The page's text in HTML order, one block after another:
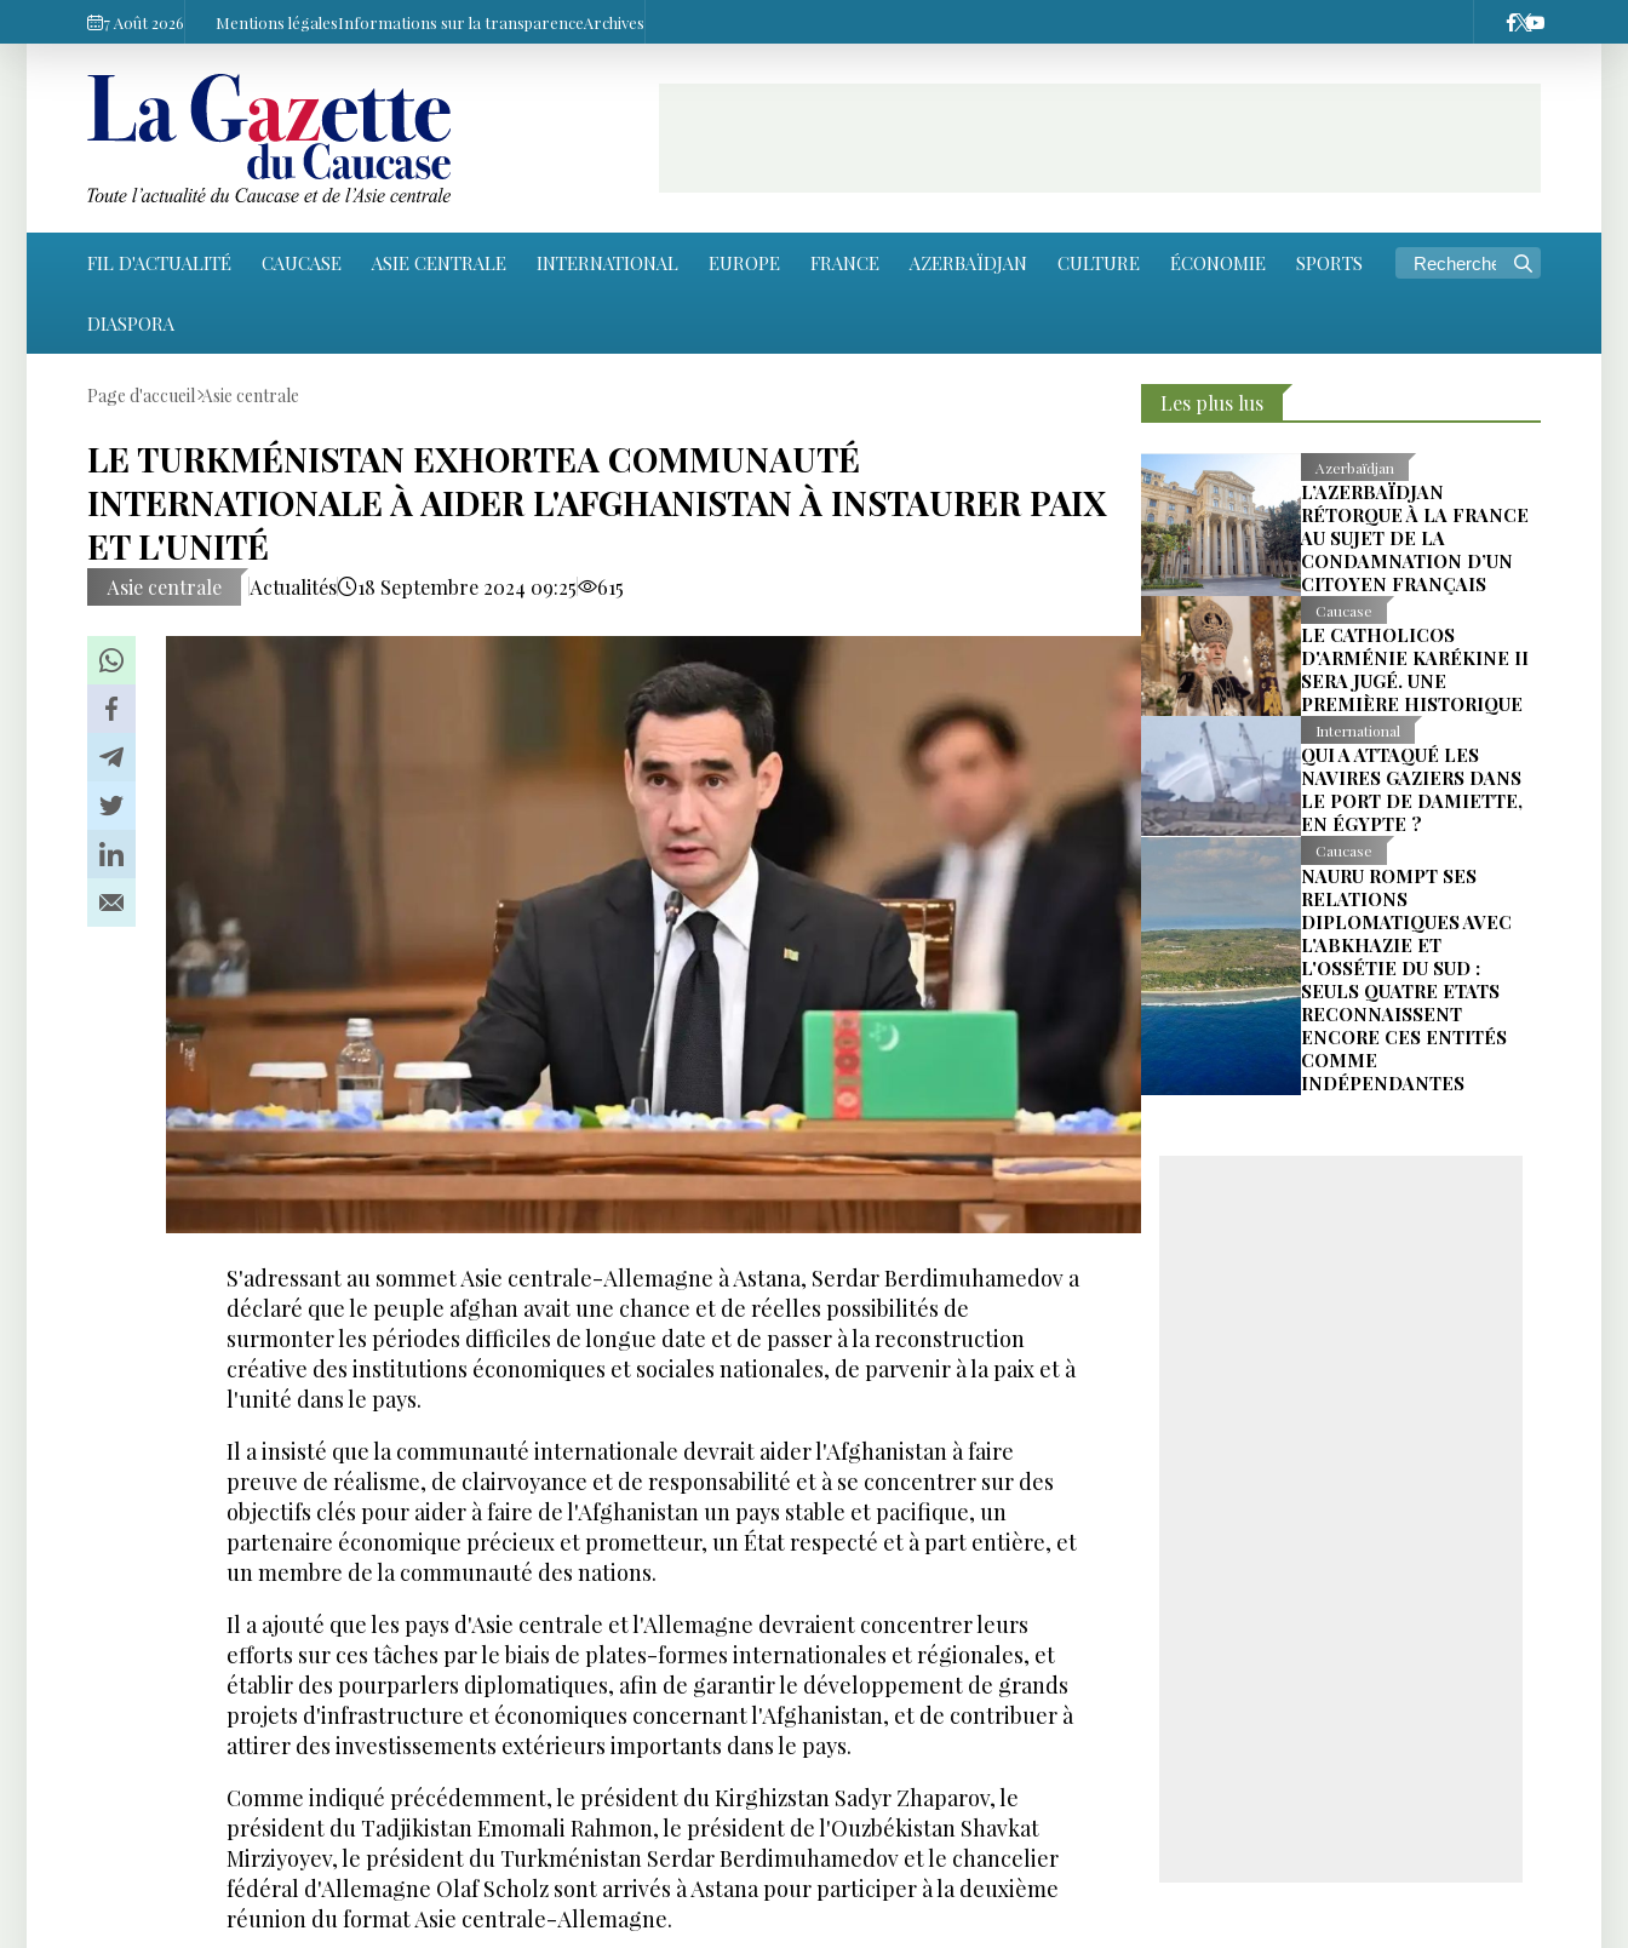
7 Août 2026 Mentions légalesInformations sur la transparenceArchives
FIL D'ACTUALITÉ CAUCASE ASIE CENTRALE INTERNATIONAL EUROPE FRANCE AZERBAÏDJAN CULTURE ÉCONOMIE SPORTS
DIASPORA
Page d'accueil Asie centrale
LE TURKMÉNISTAN EXHORTEA COMMUNAUTÉ
INTERNATIONALE À AIDER L'AFGHANISTAN À INSTAURER PAIX
ET L'UNITÉ
Asie centrale Actualités 18 Septembre 2024 09:25 615
S'adressant au sommet Asie centrale-Allemagne à Astana, Serdar Berdimuhamedov a
déclaré que le peuple afghan avait une chance et de réelles possibilités de
surmonter les périodes difficiles de longue date et de passer à la reconstruction
créative des institutions économiques et sociales nationales, de parvenir à la paix et à
l'unité dans le pays.
Il a insisté que la communauté internationale devrait aider l'Afghanistan à faire
preuve de réalisme, de clairvoyance et de responsabilité et à se concentrer sur des
objectifs clés pour aider à faire de l'Afghanistan un pays stable et pacifique, un
partenaire économique précieux et prometteur, un État respecté et à part entière, et
un membre de la communauté des nations.
Il a ajouté que les pays d'Asie centrale et l'Allemagne devraient concentrer leurs
efforts sur ces tâches par le biais de plates-formes internationales et régionales, et
établir des pourparlers diplomatiques, afin de garantir le développement de grands
projets d'infrastructure et économiques concernant l'Afghanistan, et de contribuer à
attirer des investissements extérieurs importants dans le pays.
Comme indiqué précédemment, le président du Kirghizstan Sadyr Zhaparov, le
président du Tadjikistan Emomali Rahmon, le président de l'Ouzbékistan Shavkat
Mirziyoyev, le président du Turkménistan Serdar Berdimuhamedov et le chancelier
fédéral d'Allemagne Olaf Scholz sont arrivés à Astana pour participer à la deuxième
réunion du format Asie centrale-Allemagne.
Les plus lus
Azerbaïdjan
L’AZERBAÏDJAN
RÉTORQUE À LA FRANCE
AU SUJET DE LA
CONDAMNATION D’UN
CITOYEN FRANÇAIS
Caucase
LE CATHOLICOS
D'ARMÉNIE KARÉKINE II
SERA JUGÉ. UNE
PREMIÈRE HISTORIQUE
International
QUI A ATTAQUÉ LES
NAVIRES GAZIERS DANS
LE PORT DE DAMIETTE,
EN ÉGYPTE ?
Caucase
NAURU ROMPT SES
RELATIONS
DIPLOMATIQUES AVEC
L'ABKHAZIE ET
L'OSSÉTIE DU SUD :
SEULS QUATRE ETATS
RECONNAISSENT
ENCORE CES ENTITÉS
COMME
INDÉPENDANTES